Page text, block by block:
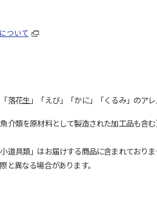
ついて
落花生」「えび」「かに」「くるみ」のア
類を原材料として製造された加工品も含
具類」はお届けする商品に含まれておりま
異なる場合があります。